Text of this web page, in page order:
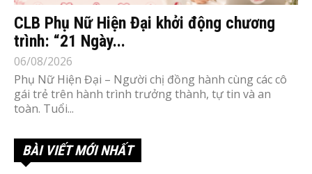
CLB Phụ Nữ Hiện Đại khởi động chương
trình: “21 Ngày...
06/08/2026
Phụ Nữ Hiện Đại – Người chị đồng hành cùng các cô
gái trẻ trên hành trình trưởng thành, tự tin và an
toàn. Tuổi...
BÀI VIẾT MỚI NHẤT